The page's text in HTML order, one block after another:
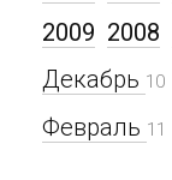
Декабрь 10
Февраль 11
2009 2008